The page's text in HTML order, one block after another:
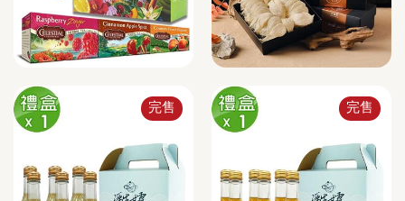
完售 完售